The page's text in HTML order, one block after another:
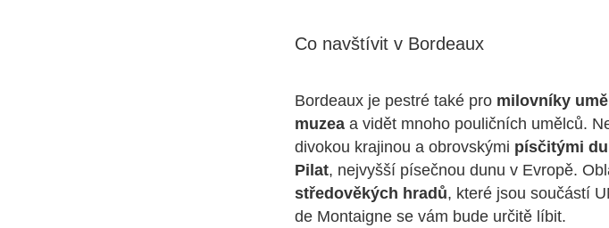
Co navštívit v Bordeaux
Bordeaux je pestré také pro milovníky
muzea a vidět mnoho pouličních umělců.
divokou krajinou a obrovskými písčitými
Pilat, nejvyšší písečnou dunu v Evropě.
středověkých hradů, které jsou součástí
de Montaigne se vám bude určitě líbit.